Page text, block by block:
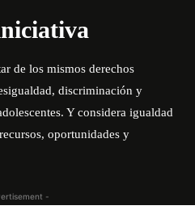
de los mismos derechos
discriminación y
Y considera igualdad
oportunidades y
-